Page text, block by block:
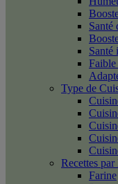
Santé
Santé
Faible
Type de
Recettes
Farine